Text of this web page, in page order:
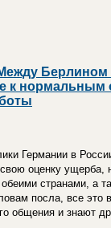
Берлином
к нормальным
Германии в
оценку ущерба,
странами, а
посла, все
общения и знают